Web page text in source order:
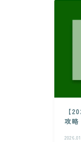
【
攻